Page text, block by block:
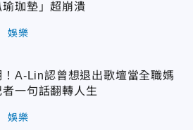
瑜珈墊」超崩潰
娛樂
！A-Lin認曾想退出歌壇當全職媽
一句話翻轉人生
娛樂